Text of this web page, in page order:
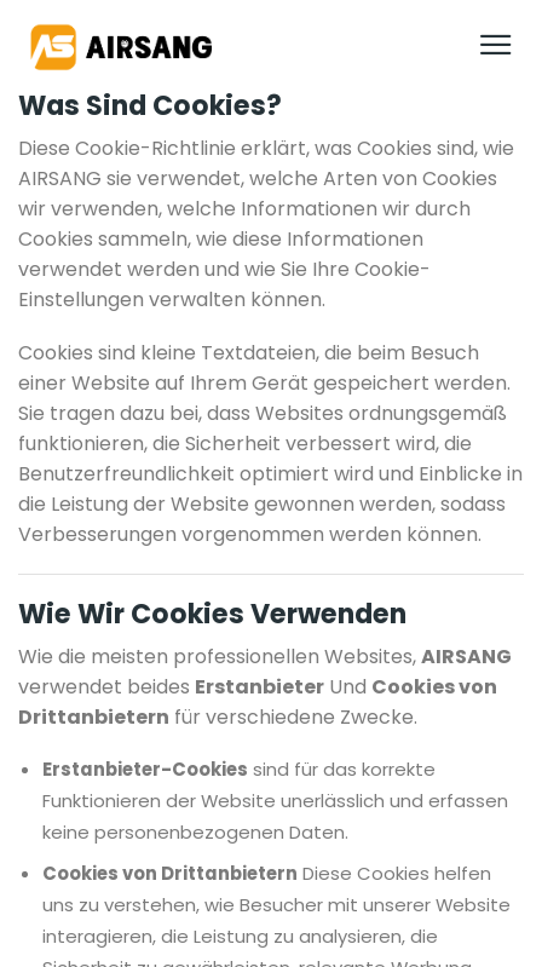
Was Sind Cookies?
Diese Cookie-Richtlinie erklärt, was Cookies sind, wie
AIRSANG sie verwendet, welche Arten von Cookies
wir verwenden, welche Informationen wir durch
Cookies sammeln, wie diese Informationen
verwendet werden und wie Sie Ihre Cookie-
Einstellungen verwalten können.
Cookies sind kleine Textdateien, die beim Besuch
einer Website auf Ihrem Gerät gespeichert werden.
Sie tragen dazu bei, dass Websites ordnungsgemäß
funktionieren, die Sicherheit verbessert wird, die
Benutzerfreundlichkeit optimiert wird und Einblicke in
die Leistung der Website gewonnen werden, sodass
Verbesserungen vorgenommen werden können.
Wie Wir Cookies Verwenden
Wie die meisten professionellen Websites,AIRSANG
verwendet beides Erstanbieter Und Cookies von
Drittanbietern für verschiedene Zwecke.
Erstanbieter-Cookies sind für das korrekte
Funktionieren der Website unerlässlich und erfassen
keine personenbezogenen Daten.
Cookies von Drittanbietern Diese Cookies helfen
uns zu verstehen, wie Besucher mit unserer Website
interagieren, die Leistung zu analysieren, die